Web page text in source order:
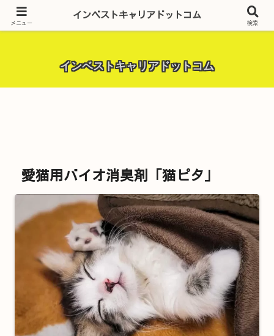
昨今話題の投資全般・金融関連全般・ＦＸトレード全般・生活に役立つ情報・
インベストキャリアドットコム
愛猫用バイオ消臭剤「猫ピタ」
メニュー
インベストキャリアドットコム
検索